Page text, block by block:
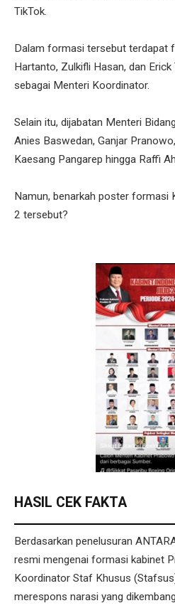
TikTok.
Dalam formasi tersebut terdapat
Hartanto, Zulkifli Hasan, dan
sebagai Menteri Koordinator.
Selain itu, dijabatan Menteri
Anies Baswedan, Ganjar
Kaesang Pangarep hingga Raffi
Namun, benarkah poster formasi
2 tersebut?
HASIL CEK FAKTA
Berdasarkan penelusuran
resmi mengenai formasi kabinet
Koordinator Staf Khusus
merespons narasi yang